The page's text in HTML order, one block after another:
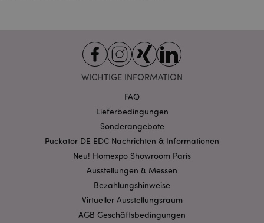
WICHTIGE INFORMATION
FAQ
Lieferbedingungen
Sonderangebote
Puckator DE EDC Nachrichten & Informationen
Neu! Homexpo Showroom Paris
Ausstellungen & Messen
Bezahlungshinweise
Virtueller Ausstellungsraum
AGB Geschäftsbedingungen
mage-cache-storage-section-
Datenschutzbestimmungen von Google